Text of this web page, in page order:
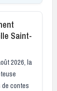
Saint-
2026, la
contes